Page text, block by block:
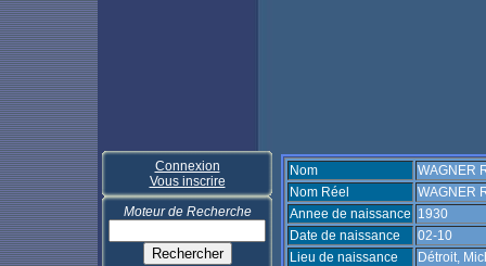
Connexion
Vous inscrire
Moteur de Recherche
Nom
WAGNER
Nom Réel
WAGNER
Annee de naissance 1930
Date de naissance
02-10
Lieu de naissance
Détroit,